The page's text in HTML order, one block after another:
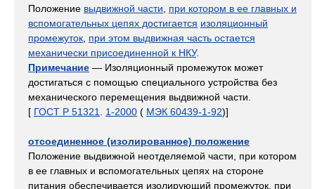
Положение выдвижной части
при котором в ее главных и
вспомогательных цепях достигается изоляционный
промежуток при этом выдвижная часть остается
механически присоединенной к НКУ.
Примечание — Изоляционный промежуток может
достигаться с помощью специального устройства без
механического перемещения выдвижной части.
[ ГОСТ Р 51321 1-2000 ( МЭК 60439-1-92)]
отсоединенное (изолированное) положение
Положение выдвижной неотделяемой части, при котором
в ее главных и вспомогательных цепях на стороне
питания обеспечивается изолирующий промежуток, при